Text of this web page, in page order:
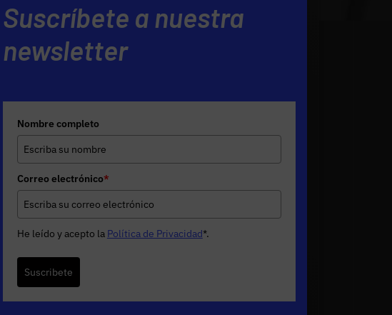
Suscríbete a nuestra
newsletter
Nombre completo
Correo electrónico*
He leído y acepto la Política de Privacidad*.
Suscribete